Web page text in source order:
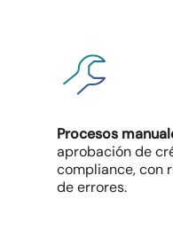
Procesos
aprobación de
compliance, con
de errores.